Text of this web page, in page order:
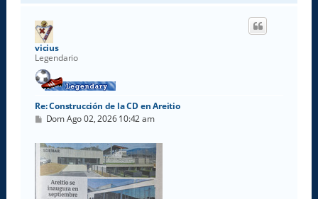
r
vicius
Legendario
Re: Construcción de la CD en Areitio
M
s
a
j
e
Dom Ago 02, 2026 10:42 am